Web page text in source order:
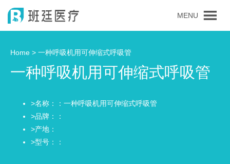
MENU
Home > 一种呼吸机用可伸缩式呼吸管
一种呼吸机用可伸缩式呼吸管
>名称：：一种呼吸机用可伸缩式呼吸管
>品牌：：
>产地：
>型号：：